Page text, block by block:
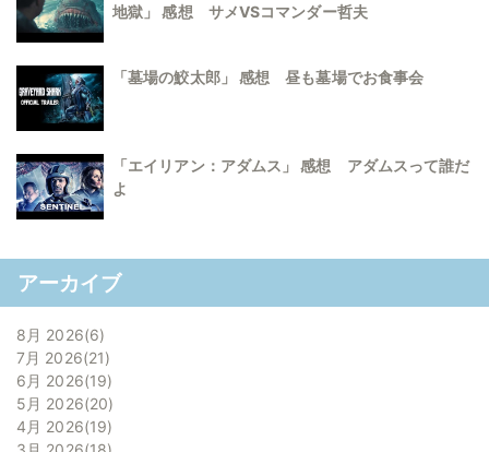
地獄」 感想 サメVSコマンダー哲夫
「墓場の鮫太郎」 感想 昼も墓場でお食事会
「エイリアン：アダムス」 感想 アダムスって誰だ
よ
アーカイブ
8月 2026 6
7月 2026 21
6月 2026 19
5月 2026 20
4月 2026 19